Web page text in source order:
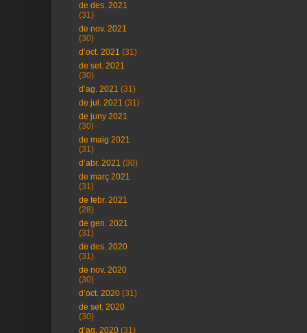
de des. 2021
(31)
de nov. 2021
(30)
d’oct. 2021 (31)
de set. 2021
(30)
d’ag. 2021 (31)
de jul. 2021 (31)
de juny 2021
(30)
de maig 2021
(31)
d’abr. 2021 (30)
de març 2021
(31)
de febr. 2021
(28)
de gen. 2021
(31)
de des. 2020
(31)
de nov. 2020
(30)
d’oct. 2020 (31)
de set. 2020
(30)
d’ag. 2020 (31)